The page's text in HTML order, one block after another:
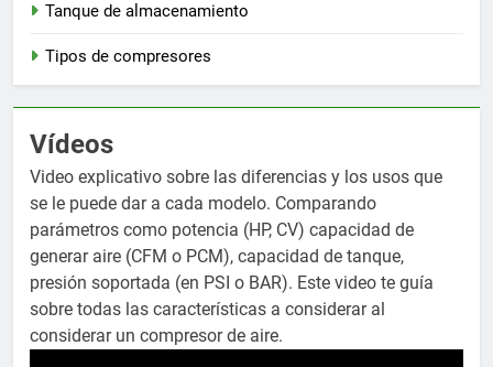
Tanque de almacenamiento
Tipos de compresores
Vídeos
Video explicativo sobre las diferencias y los usos que
se le puede dar a cada modelo. Comparando
parámetros como potencia (HP, CV) capacidad de
generar aire (CFM o PCM), capacidad de tanque,
presión soportada (en PSI o BAR). Este video te guía
sobre todas las características a considerar al
considerar un compresor de aire.